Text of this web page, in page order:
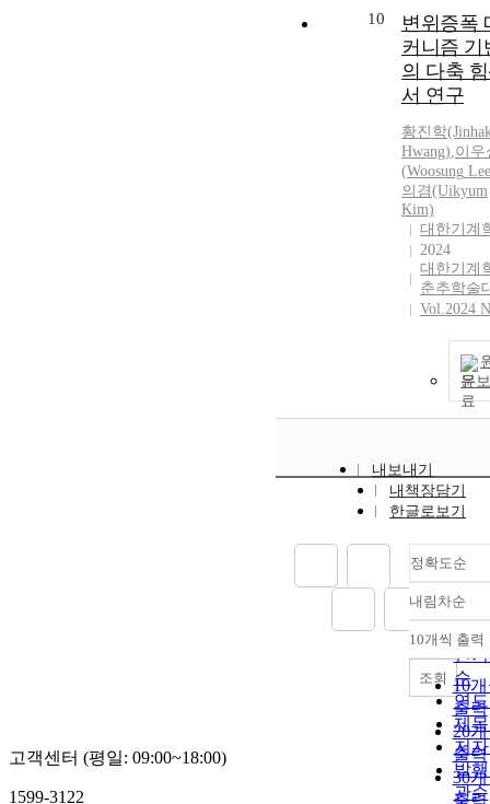
10
변위증폭
커니즘 기
의 다축
서 연구
황진학
Hwang),이우
(Woosung Lee
의겸(Uikyum
Kim)
대한기계
2024
대한기계
춘추학술
Vol.2024
문
내보내기
내책장담기
한글로보기
정확도순
정
순
인
순
연
제
저
발
관순
내림차순
내
10개씩 출력
10
출력
20
출력
30
조회
고객센터 (평일: 09:00~18:00)
1599-3122